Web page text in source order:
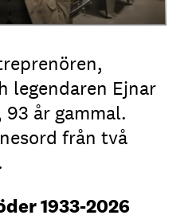
legendaren Ejnar
år gammal.
från två
1933-2026